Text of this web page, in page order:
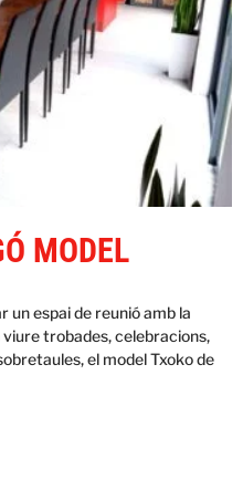
MODEL
un espai de reunió amb la
trobades, celebracions,
el model Txoko de